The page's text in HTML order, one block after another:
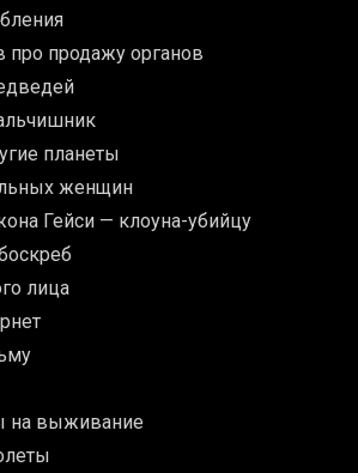
продажу органов
планеты
женщин
Гейси — клоуна-убийцу
лица
на выживание